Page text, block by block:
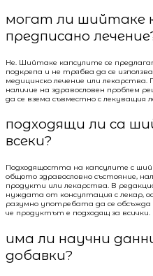
могат ли шийтаке
предписано
Не. Шийтаке капсулите се
подкрепа и не трябва да се
медицинско лечение или
наличие на здравословен проблем
да се взема съвместно с лекуващия
подходящи ли са
всеки?
Подходящостта на капсулите с
общото здравословно състояние,
продукти или лекарства. В
нуждата от консултация с лекар,
разумно употребата да се обсъжда
че продуктът е подходящ за всички.
има ли научни
добавки?